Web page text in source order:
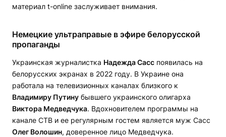
материал t-online заслуживает внимания.
Немецкие ультраправые в эфире белорусской
пропаганды
Украинская журналистка Надежда Сасс появилась на
белорусских экранах в 2022 году. В Украине она
работала на телевизионных каналах близкого к
Владимиру Путину бывшего украинского олигарха
Виктора Медведчука. Вдохновителем программы на
канале СТВ и ее регулярным гостем является муж Сасс
Олег Волошин, доверенное лицо Медведчука.